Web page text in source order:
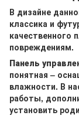
В дизайне
классика и
качественного
повреждениям.
Панель
понятная –
влажности. В
работы,
установить